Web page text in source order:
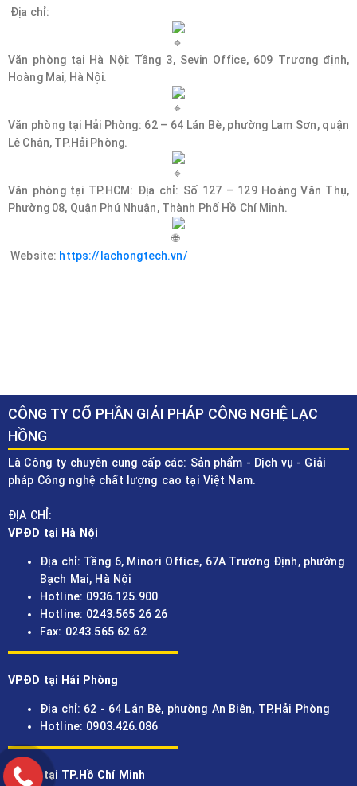
Địa chỉ:
Văn phòng tại Hà Nội: Tầng 3, Sevin Office, 609 Trương định,
Hoàng Mai, Hà Nội.
Văn phòng tại Hải Phòng: 62 – 64 Lán Bè, phường Lam Sơn, quận
Lê Chân, TP.Hải Phòng.
Văn phòng tại TP.HCM: Địa chỉ: Số 127 – 129 Hoàng Văn Thụ,
Phường 08, Quận Phú Nhuận, Thành Phố Hồ Chí Minh.
Website: https://lachongtech.vn/
CÔNG TY CỔ PHẦN GIẢI PHÁP CÔNG NGHỆ LẠC
HỒNG
Là Công ty chuyên cung cấp các: Sản phẩm - Dịch vụ - Giải
pháp Công nghệ chất lượng cao tại Việt Nam.
ĐỊA CHỈ:
VPĐD tại Hà Nội
Địa chỉ: Tầng 6, Minori Office, 67A Trương Định, phường
Bạch Mai, Hà Nội
Hotline: 0936.125.900
Hotline: 0243.565 26 26
Fax: 0243.565 62 62
VPĐD tại Hải Phòng
Địa chỉ: 62 - 64 Lán Bè, phường An Biên, TP.Hải Phòng
Hotline: 0903.426.086
VPĐD tại TP.Hồ Chí Minh